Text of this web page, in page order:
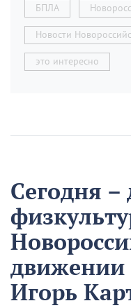
БПЛА
Новости
это интересно
Сегодня –
движении
Игорь